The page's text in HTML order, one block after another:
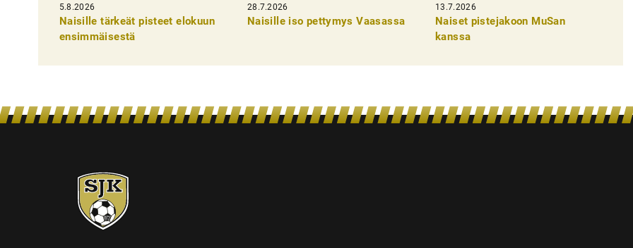
k
e
n
5.8.2026
Naisille tärkeät pisteet elokuun
ensimmäisestä
28.7.2026
Naisille iso pettymys Vaasassa
13.7.2026
Naiset pistejakoon MuSan
kanssa
SJK-
juniorit